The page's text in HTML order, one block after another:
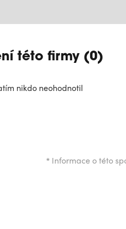
této firmy (0)
nikdo neohodnotil
* Informace o této